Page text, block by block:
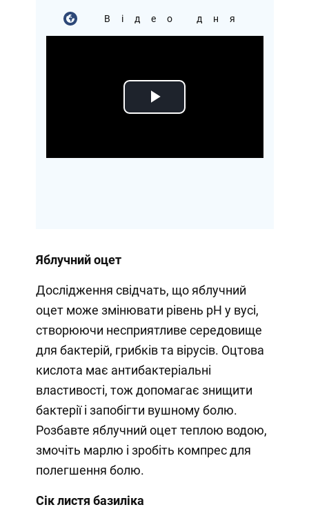
Відео дня
Play
Яблучний оцет
Дослідження свідчать, що яблучний
оцет може змінювати рівень pH у вусі,
створюючи несприятливе середовище
для бактерій, грибків та вірусів. Оцтова
кислота має антибактеріальні
властивості, тож допомагає знищити
бактерії і запобігти вушному болю.
Розбавте яблучний оцет теплою водою,
змочіть марлю і зробіть компрес для
полегшення болю.
Сік листя базиліка